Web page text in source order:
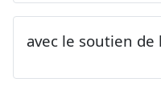
avec le soutien de